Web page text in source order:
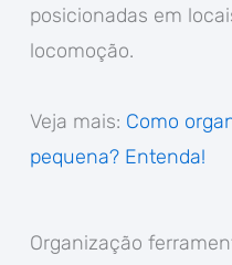
posicionadas em
locomoção.
Veja mais: Como
pequena? Entenda!
Organização